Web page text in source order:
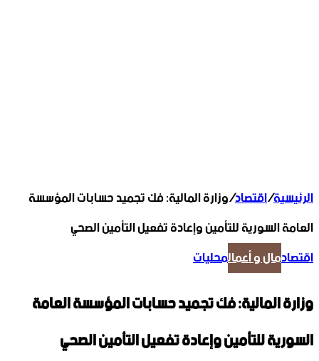
الرئيسية/اقتصاد/وزارة المالية: فك تجميد حسابات المؤسسة
‏العامة السورية للتأمين وإعادة تفعيل التأمين الصحي
اقتصادمال و أعمالمحليات
وزارة المالية: فك تجميد حسابات المؤسسة ‏العامة
السورية للتأمين وإعادة تفعيل التأمين الصحي